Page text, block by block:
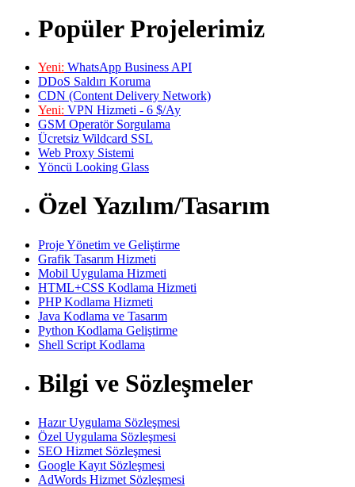
Popüler Projelerimiz
Yeni: WhatsApp Business API
DDoS Saldırı Koruma
CDN (Content Delivery Network)
Yeni: VPN Hizmeti - 6 $/Ay
GSM Operatör Sorgulama
Ücretsiz Wildcard SSL
Web Proxy Sistemi
Yöncü Looking Glass
Özel Yazılım/Tasarım
Proje Yönetim ve Geliştirme
Grafik Tasarım Hizmeti
Mobil Uygulama Hizmeti
HTML+CSS Kodlama Hizmeti
PHP Kodlama Hizmeti
Java Kodlama ve Tasarım
Python Kodlama Geliştirme
Shell Script Kodlama
Bilgi ve Sözleşmeler
Hazır Uygulama Sözleşmesi
Özel Uygulama Sözleşmesi
SEO Hizmet Sözleşmesi
Google Kayıt Sözleşmesi
AdWords Hizmet Sözleşmesi